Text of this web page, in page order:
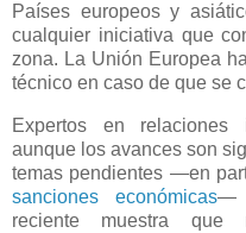
Países europeos y
cualquier iniciativa que
zona. La Unión Europea
técnico en caso de que se
Expertos en relaciones
aunque los avances son
temas pendientes —en
sanciones económicas—
reciente muestra que